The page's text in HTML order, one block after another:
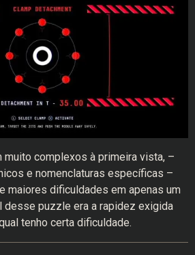
complexos à primeira vista, –
e nomenclaturas específicas –
maiores dificuldades em apenas um
desse puzzle era a rapidez exigida
tenho certa dificuldade.